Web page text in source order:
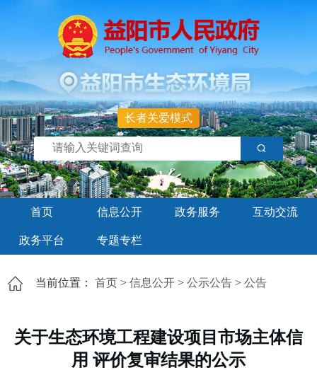
长者关爱模式
首页 信息公开 政务服务 互动交流
政务平台 专题专栏
当前位置： 首页 > 信息公开 > 公示公告 > 公告
关于生态环境工程建设项目市场主体信
用 评价复审结果的公示